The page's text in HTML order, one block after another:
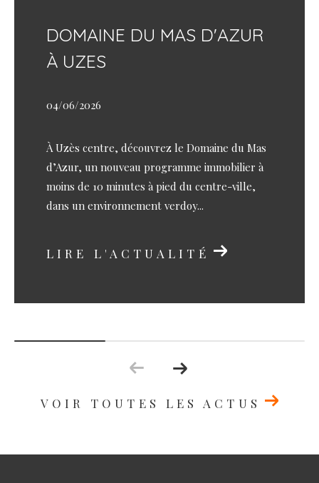
À UZES
d’Azur, un nouveau programme immobilier à
moins de 10 minutes à pied du centre-ville,
dans un environnement verdoy...
VOIR TOUTES LES ACTUS